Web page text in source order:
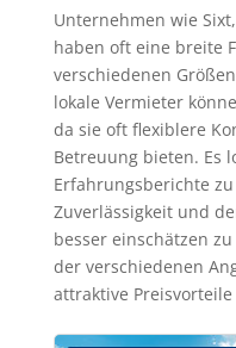
Unternehmen wie
haben oft eine breite
verschiedenen
lokale Vermieter
da sie oft flexiblere
Betreuung bieten. Es
Erfahrungsberichte
Zuverlässigkeit und
besser einschätzen
der verschiedenen
attraktive